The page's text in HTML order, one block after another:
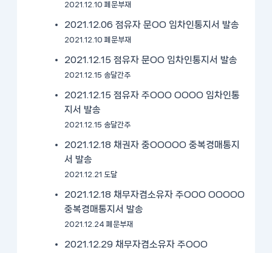
2021.12.10 폐문부재
2021.12.06 점유자 문OO 임차인통지서 발송
2021.12.10 폐문부재
2021.12.15 점유자 문OO 임차인통지서 발송
2021.12.15 송달간주
2021.12.15 점유자 주OOO OOOO 임차인통
지서 발송
2021.12.15 송달간주
2021.12.18 채권자 중OOOOO 중복경매통지
서 발송
2021.12.21 도달
2021.12.18 채무자겸소유자 주OOO OOOOO
중복경매통지서 발송
2021.12.24 폐문부재
2021.12.29 채무자겸소유자 주OOO